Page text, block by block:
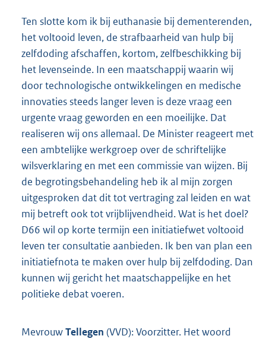
Ten slotte kom ik bij euthanasie bij dementerenden,
het voltooid leven, de strafbaarheid van hulp bij
zelfdoding afschaffen, kortom, zelfbeschikking bij
het levenseinde. In een maatschappij waarin wij
door technologische ontwikkelingen en medische
innovaties steeds langer leven is deze vraag een
urgente vraag geworden en een moeilijke. Dat
realiseren wij ons allemaal. De Minister reageert met
een ambtelijke werkgroep over de schriftelijke
wilsverklaring en met een commissie van wijzen. Bij
de begrotingsbehandeling heb ik al mijn zorgen
uitgesproken dat dit tot vertraging zal leiden en wat
mij betreft ook tot vrijblijvendheid. Wat is het doel?
D66 wil op korte termijn een initiatiefwet voltooid
leven ter consultatie aanbieden. Ik ben van plan een
initiatiefnota te maken over hulp bij zelfdoding. Dan
kunnen wij gericht het maatschappelijke en het
politieke debat voeren.
MevrouwTellegen (VVD): Voorzitter. Het woord